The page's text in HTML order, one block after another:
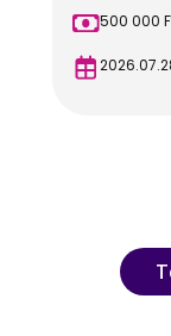
500 000